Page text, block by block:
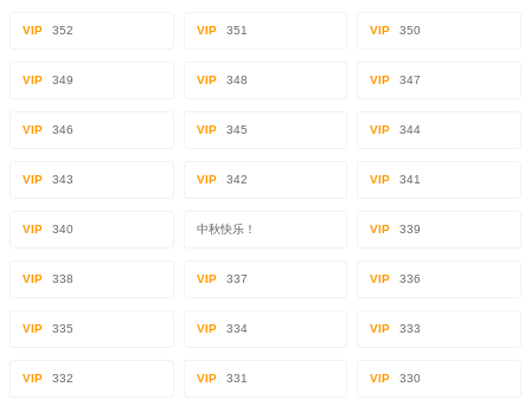
VIP 352 VIP 351 VIP 350
VIP 349 VIP 348 VIP 347
VIP 346 VIP 345 VIP 344
VIP 343 VIP 342 VIP 341
VIP 340 中秋快乐！ VIP 339
VIP 338 VIP 337 VIP 336
VIP 335 VIP 334 VIP 333
VIP 332 VIP 331 VIP 330